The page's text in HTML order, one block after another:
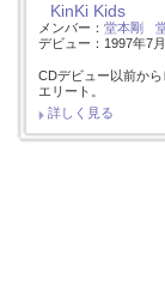
KinKi Kids
メンバー： 堂本剛
デビュー：1997年7
CDデビュー以前か
エリート。
詳しく見る